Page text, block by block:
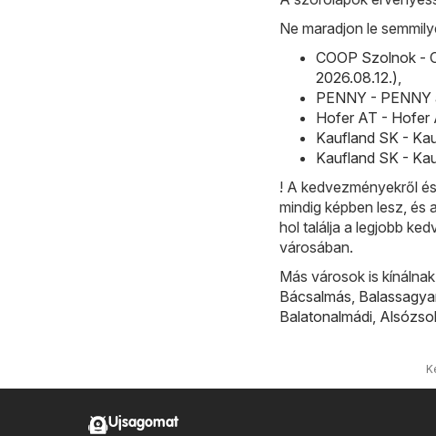
Ne maradjon le
COOP Szolnok -
2026.08.12.)
PENNY -
Hofer AT - Hofer
Kaufland SK -
Kaufland SK -
! A kedvezményekről
mindig képben lesz, és
hol találja a legjobb
városában.
Más városok is
Bácsalmás
Balatonalmádi
Ujsagomat